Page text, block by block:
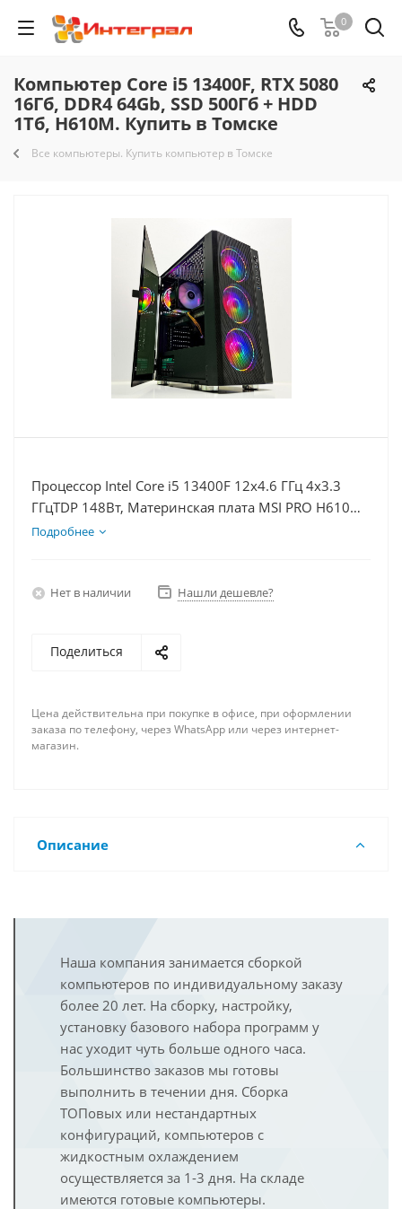
0
Компьютер Core i5 13400F, RTX 5080
16Гб, DDR4 64Gb, SSD 500Гб + HDD
1Тб, H610M. Купить в Томске
Все компьютеры. Купить компьютер в Томске
Процессор Intel Core i5 13400F 12x4.6 ГГц 4x3.3
ГГцTDP 148Вт, Материнская плата MSI PRO H610M-
E, Видеокарта RTX 5080 16Гб, Память DDR4 64Gb,
Подробнее
Нет в наличии Нашли дешевле?
Поделиться
Цена действительна при покупке в офисе, при оформлении
заказа по телефону, через WhatsApp или через интернет-
магазин.
Описание
Наша компания занимается сборкой
компьютеров по индивидуальному заказу
более 20 лет. На сборку, настройку,
установку базового набора программ у
нас уходит чуть больше одного часа.
Большинство заказов мы готовы
выполнить в течении дня. Сборка
ТОПовых или нестандартных
конфигураций, компьютеров с
жидкостным охлаждением
осуществляется за 1-3 дня. На складе
имеются готовые компьютеры.